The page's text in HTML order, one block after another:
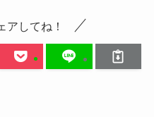
アしてね！